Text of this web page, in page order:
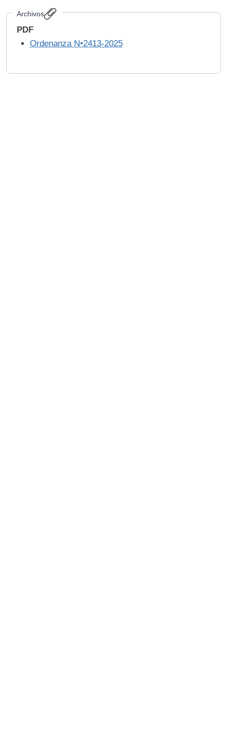
Archivos
PDF
Ordenanza N•2413-2025